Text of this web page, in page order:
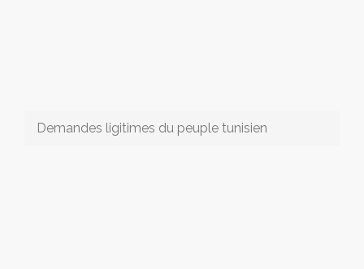
Demandes ligitimes du peuple tunisien